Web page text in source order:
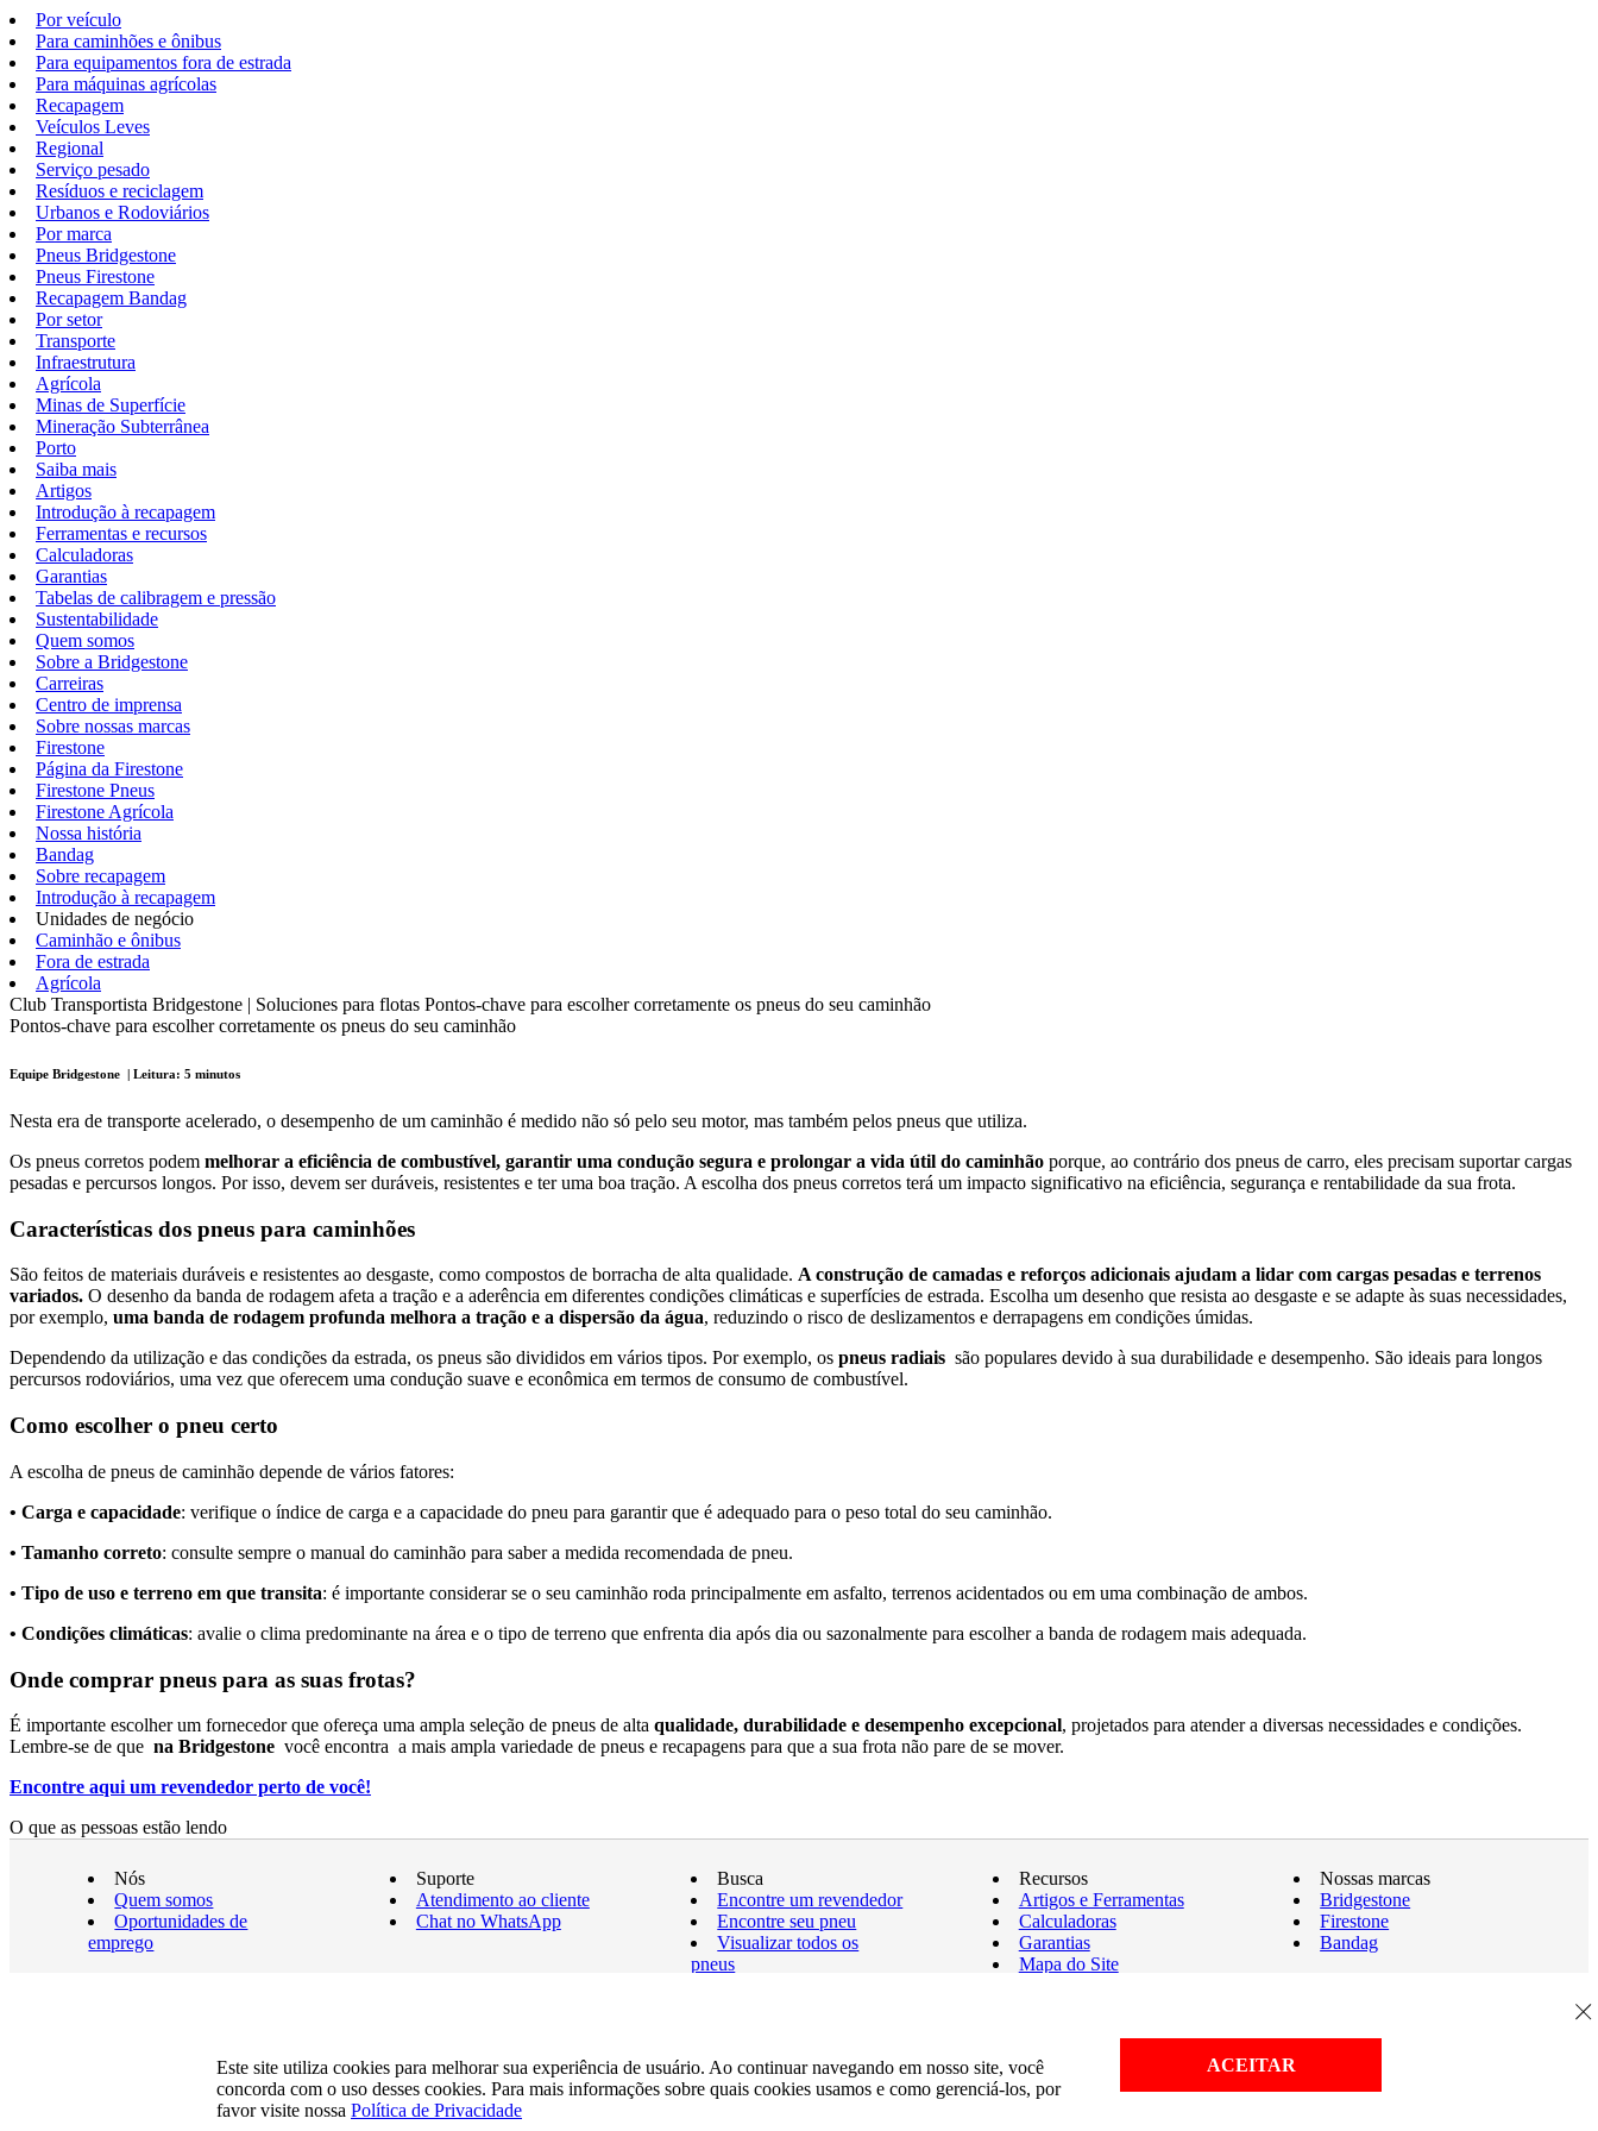
Por veículo
Para caminhões e ônibus
Para equipamentos fora de estrada
Para máquinas agrícolas
Recapagem
Veículos Leves
Regional
Serviço pesado
Resíduos e reciclagem
Urbanos e Rodoviários
Por marca
Pneus Bridgestone
Pneus Firestone
Recapagem Bandag
Por setor
Transporte
Infraestrutura
Agrícola
Minas de Superfície
Mineração Subterrânea
Porto
Saiba mais
Artigos
Introdução à recapagem
Ferramentas e recursos
Calculadoras
Garantias
Tabelas de calibragem e pressão
Sustentabilidade
Quem somos
Sobre a Bridgestone
Carreiras
Centro de imprensa
Sobre nossas marcas
Firestone
Página da Firestone
Firestone Pneus
Firestone Agrícola
Nossa história
Bandag
Sobre recapagem
Introdução à recapagem
Unidades de negócio
Caminhão e ônibus
Fora de estrada
Agrícola
Club Transportista Bridgestone | Soluciones para flotas Pontos-chave para escolher corretamente os pneus do seu caminhão
Pontos-chave para escolher corretamente os pneus do seu caminhão
Equipe Bridgestone | Leitura: 5 minutos
Nesta era de transporte acelerado, o desempenho de um caminhão é medido não só pelo seu motor, mas também pelos pneus que utiliza.
Os pneus corretos podem melhorar a eficiência de combustível, garantir uma condução segura e prolongar a vida útil do caminhão porque, ao contrário dos pneus de carro, eles precisam suportar cargas
pesadas e percursos longos. Por isso, devem ser duráveis, resistentes e ter uma boa tração. A escolha dos pneus corretos terá um impacto significativo na eficiência, segurança e rentabilidade da sua frota.
Características dos pneus para caminhões
São feitos de materiais duráveis e resistentes ao desgaste, como compostos de borracha de alta qualidade. A construção de camadas e reforços adicionais ajudam a lidar com cargas pesadas e terrenos
variados. O desenho da banda de rodagem afeta a tração e a aderência em diferentes condições climáticas e superfícies de estrada. Escolha um desenho que resista ao desgaste e se adapte às suas necessidades,
por exemplo, uma banda de rodagem profunda melhora a tração e a dispersão da água, reduzindo o risco de deslizamentos e derrapagens em condições úmidas.
Dependendo da utilização e das condições da estrada, os pneus são divididos em vários tipos. Por exemplo, os pneus radiais são populares devido à sua durabilidade e desempenho. São ideais para longos
percursos rodoviários, uma vez que oferecem uma condução suave e econômica em termos de consumo de combustível.
Como escolher o pneu certo
A escolha de pneus de caminhão depende de vários fatores:
• Carga e capacidade: verifique o índice de carga e a capacidade do pneu para garantir que é adequado para o peso total do seu caminhão.
• Tamanho correto: consulte sempre o manual do caminhão para saber a medida recomendada de pneu.
• Tipo de uso e terreno em que transita: é importante considerar se o seu caminhão roda principalmente em asfalto, terrenos acidentados ou em uma combinação de ambos.
• Condições climáticas: avalie o clima predominante na área e o tipo de terreno que enfrenta dia após dia ou sazonalmente para escolher a banda de rodagem mais adequada.
Onde comprar pneus para as suas frotas?
É importante escolher um fornecedor que ofereça uma ampla seleção de pneus de alta qualidade, durabilidade e desempenho excepcional, projetados para atender a diversas necessidades e condições.
Lembre-se de que na Bridgestone você encontra a mais ampla variedade de pneus e recapagens para que a sua frota não pare de se mover.
Encontre aqui um revendedor perto de você!
O que as pessoas estão lendo
Nós
Quem somos
Oportunidades de
emprego
Suporte
Atendimento ao cliente
Chat no WhatsApp
Busca
Encontre um revendedor
Encontre seu pneu
Visualizar todos os
pneus
Recursos
Artigos e Ferramentas
Calculadoras
Garantias
Mapa do Site
Nossas marcas
Bridgestone
Firestone
Bandag
Este site utiliza cookies para melhorar sua experiência de usuário. Ao continuar navegando em nosso site, você
concorda com o uso desses cookies. Para mais informações sobre quais cookies usamos e como gerenciá-los, por
favor visite nossa Política de Privacidade
ACEITAR